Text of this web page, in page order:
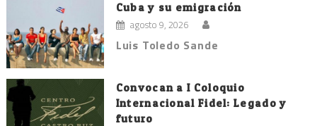
Cuba y su emigración
agosto 9, 2026
Luis Toledo Sande
Convocan a I Coloquio
Internacional Fidel: Legado y
futuro